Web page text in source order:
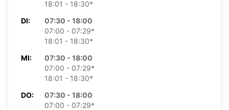
18:01 - 18:30*
DI:
07:30 - 18:00
07:00 - 07:29*
18:01 - 18:30*
MI:
07:30 - 18:00
07:00 - 07:29*
18:01 - 18:30*
DO:
07:30 - 18:00
07:00 - 07:29*